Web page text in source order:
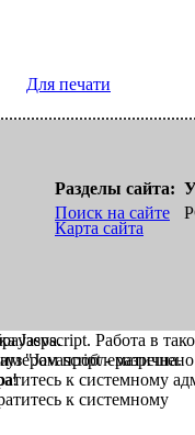
Для печати
Разделы сайта:
Поиск на сайте
Карта сайта
Jasvscript. Работа в
"Javascript -
к системному
проблематична.
к системному